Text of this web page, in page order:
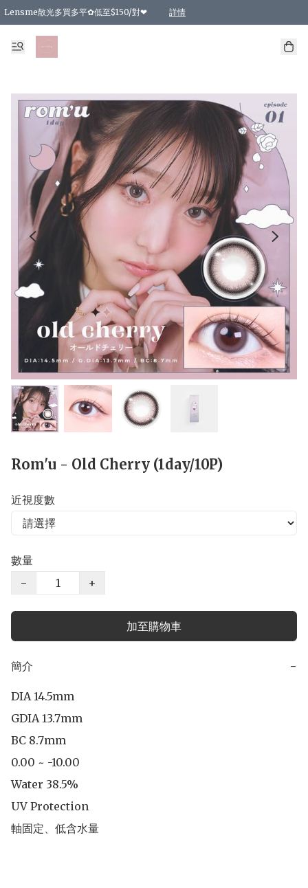
Lensme散光多買多平✿低至$150/對❤ 詳情
台灣Karacon⁩✧日拋 特價清貨❁⃘
日本韓國多款日/月拋現貨☼ 特價❤︎數量有限 售完即止
🇰🇷韓國多款月拋現貨 特價兩對$99✿數量有限 售完即止♫
精選商品，任選買2件或以上9 折；買4件或以上85 折；買6件或以上8 折
精選商品，任選買2件HKD 140.00；買4件HKD 260.00
精選商品，任選買2件HKD 190.00；買4件HKD 360.00
精選商品，任選買2件HKD 110.00；買4件HKD 180.00
精選商品，任選買2件HKD 170.00；買4件HKD 320.00
精選商品，任選買2件或以上減HKD 148.00
精選商品，任選買2件或以上減HKD 148.00
精選商品，任選買2件或以上95 折；買4件或以上9 折；買6件或以上85 折；買8件
精選商品，任選買12件或以上87 折
精選商品，任選買2件或以上減HKD 16.00；買4件或以上減HKD 32.00；買6
精選商品，任選買2件或以上95 折；買4件或以上9 折；買8件或以上85 折；買12
購物滿 HKD 800.00即享免運費優惠！（適用於 特定的送貨方式 )
Rom'u - Old Cherry (1day/10P)
近視度數
數量
−
+
加至購物車
簡介 −
DIA 14.5mm
GDIA 13.7mm
BC 8.7mm
0.00 ~ -10.00
Water 38.5%
UV Protection
軸固定、低含水量